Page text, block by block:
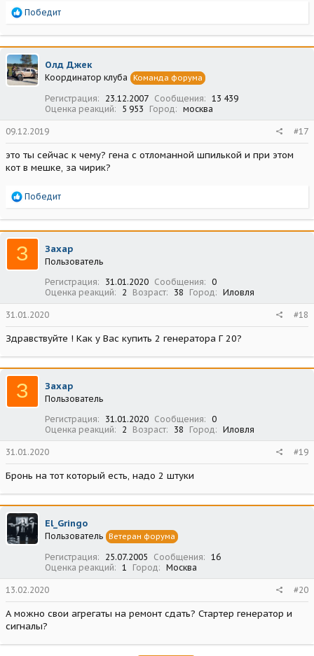
Р
а
к
ц
и
и
Победит
Олд Джек
Координатор клуба Команда форума
Регистрация 23.12.2007 Сообщения
13 439
Оценка реакций
5 953 Город москва
09.12.2019 #17
это ты сейчас к чему? гена с отломанной шпилькой и при этом
кот в мешке, за чирик?
Р
а
к
ц
и
и
Победит
З Захар
Пользователь
Регистрация
31.01.2020 Сообщения
0
Оценка реакций
2 Возраст 38 Город Иловля
31.01.2020 #18
Здравствуйте ! Как у Вас купить 2 генератора Г 20?
З Захар
Пользователь
Регистрация
31.01.2020 Сообщения
0
Оценка реакций
2 Возраст 38 Город Иловля
31.01.2020 #19
Бронь на тот который есть, надо 2 штуки
El_Gringo
Пользователь Ветеран форума
Регистрация 25.07.2005 Сообщения
16
Оценка реакций
1 Город Москва
13.02.2020 #20
А можно свои агрегаты на ремонт сдать? Стартер генератор и
сигналы?